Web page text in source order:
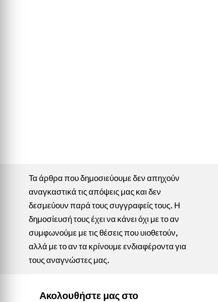
Τα άρθρα που δημοσιεύουμε δεν απηχούν
αναγκαστικά τις απόψεις μας και δεν
δεσμεύουν παρά τους συγγραφείς τους. Η
δημοσίευσή τους έχει να κάνει όχι με το αν
συμφωνούμε με τις θέσεις που υιοθετούν,
αλλά με το αν τα κρίνουμε ενδιαφέροντα για
τους αναγνώστες μας.
Ακολουθήστε μας στο